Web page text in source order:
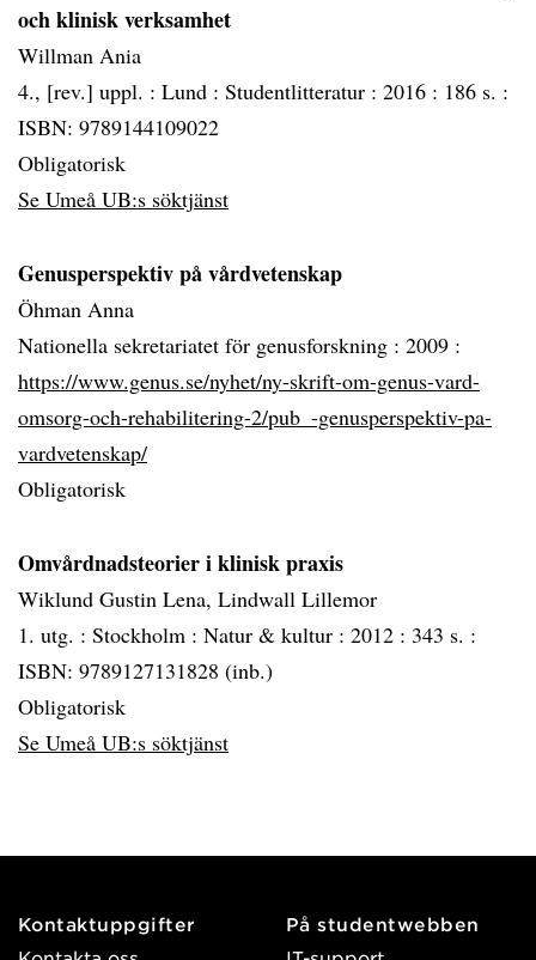
och klinisk verksamhet
Willman Ania
4., [rev.] uppl. : Lund : Studentlitteratur : 2016 : 186 s. :
ISBN: 9789144109022
Obligatorisk
Se Umeå UB:s söktjänst
Genusperspektiv på vårdvetenskap
Öhman Anna
Nationella sekretariatet för genusforskning : 2009 :
https://www.genus.se/nyhet/ny-skrift-om-genus-vard-
omsorg-och-rehabilitering-2/pub_-genusperspektiv-pa-
vardvetenskap/
Obligatorisk
Omvårdnadsteorier i klinisk praxis
Wiklund Gustin Lena, Lindwall Lillemor
1. utg. : Stockholm : Natur & kultur : 2012 : 343 s. :
ISBN: 9789127131828 (inb.)
Obligatorisk
Se Umeå UB:s söktjänst
Kontaktuppgifter
På studentwebben